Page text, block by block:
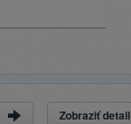
Zobraziť detail